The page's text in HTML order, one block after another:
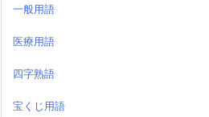
一般用語
医療用語
四字熟語
宝くじ用語